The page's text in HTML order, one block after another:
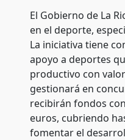
El Gobierno de La
en el deporte,
La iniciativa tiene
apoyo a deportes
productivo con
gestionará en
recibirán fondos
euros, cubriendo
fomentar el